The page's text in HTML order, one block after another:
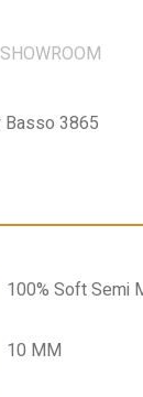
SHOWROOM
100% Soft Semi
10 MM